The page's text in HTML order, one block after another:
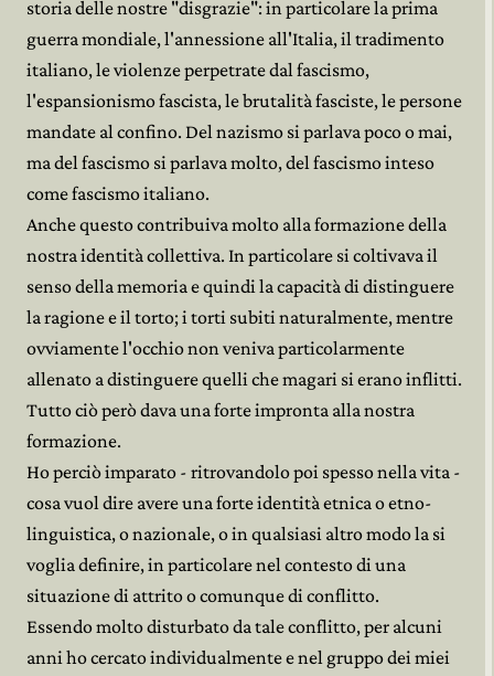
storia delle nostre "disgrazie": in particolare la prima
guerra mondiale, l'annessione all'Italia, il tradimento
italiano, le violenze perpetrate dal fascismo,
l'espansionismo fascista, le brutalità fasciste, le persone
mandate al confino. Del nazismo si parlava poco o mai,
ma del fascismo si parlava molto, del fascismo inteso
come fascismo italiano.
Anche questo contribuiva molto alla formazione della
nostra identità collettiva. In particolare si coltivava il
senso della memoria e quindi la capacità di distinguere
la ragione e il torto; i torti subiti naturalmente, mentre
ovviamente l'occhio non veniva particolarmente
allenato a distinguere quelli che magari si erano inflitti.
Tutto ciò però dava una forte impronta alla nostra
formazione.
Ho perciò imparato - ritrovandolo poi spesso nella vita -
cosa vuol dire avere una forte identità etnica o etno-
linguistica, o nazionale, o in qualsiasi altro modo la si
voglia definire, in particolare nel contesto di una
situazione di attrito o comunque di conflitto.
Essendo molto disturbato da tale conflitto, per alcuni
anni ho cercato individualmente e nel gruppo dei miei